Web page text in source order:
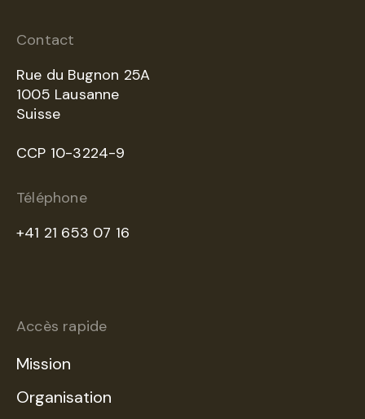
Contact
Rue du Bugnon 25A
1005 Lausanne
Suisse
CCP 10-3224-9
Téléphone
+41 21 653 07 16
Accès rapide
Mission
Organisation